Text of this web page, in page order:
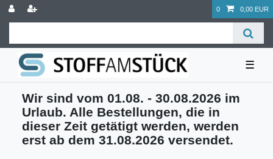
0 0,00 EUR
☰
Wir sind vom 01.08. - 30.08.2026 im
Urlaub. Alle Bestellungen, die in
dieser Zeit getätigt werden, werden
erst ab dem 31.08.2026 versendet.